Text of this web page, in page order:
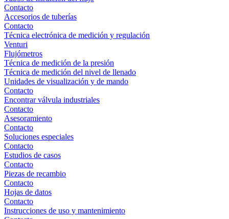
Contacto
Accesorios de tuberías
Contacto
Técnica electrónica de medición y regulación
Venturi
Flujómetros
Técnica de medición de la presión
Técnica de medición del nivel de llenado
Unidades de visualización y de mando
Contacto
Encontrar válvula industriales
Contacto
Asesoramiento
Contacto
Soluciones especiales
Contacto
Estudios de casos
Contacto
Piezas de recambio
Contacto
Hojas de datos
Contacto
Instrucciones de uso y mantenimiento